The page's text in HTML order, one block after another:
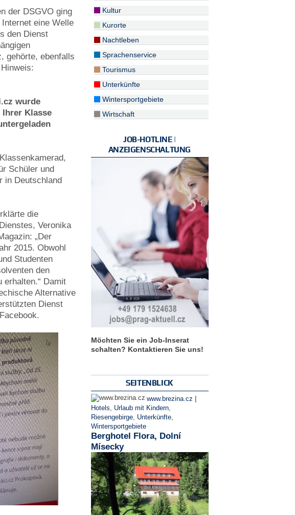
der DSGVO ging
eine Welle
den Dienst
gehörte, ebenfalls
wurde
Ihrer Klasse
Schüler und
in Deutschland
die
Veronika
„Der
2015. Obwohl
Studenten
den
erhalten.“ Damit
Alternative
Dienst
Kultur
Kurorte
Nachtleben
Sprachenservice
Tourismus
Unterkünfte
Wintersportgebiete
Wirtschaft
JOB-HOTLINE |
ANZEIGENSCHALTUNG
Möchten Sie ein Job-Inserat
schalten? Kontaktieren Sie uns!
SEITENBLICK
www.brezina.cz |
Hotels Urlaub mit Kindern,
Riesengebirge, Unterkünfte,
Wintersportgebiete
Berghotel Flora, Dolní
Mísecky